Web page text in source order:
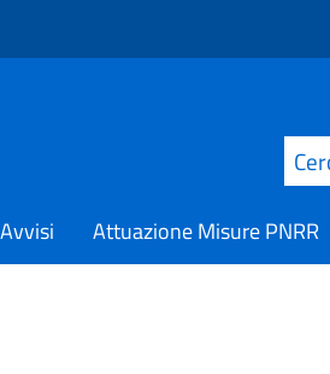
Cerca
Attuazione Misure PNRR